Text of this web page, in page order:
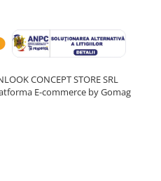
CONCEPT STORE SRL
E-commerce by Gomag